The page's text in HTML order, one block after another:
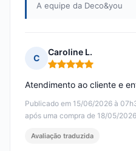
A equipe da Deco&you
C
Caroline L.
Nota: 5 em 5
Publicado em 15/06/2026 à
após uma compra de 18/05/2026
Atendimento ao cliente e
Avaliação traduzida